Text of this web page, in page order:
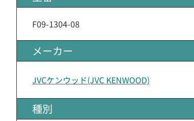
F09-1304-08
メーカー
JVCケンウッド(JVC KENWOOD)
種別